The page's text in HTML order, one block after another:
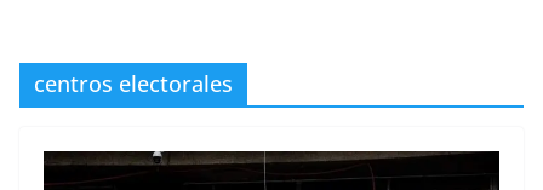
centros electorales